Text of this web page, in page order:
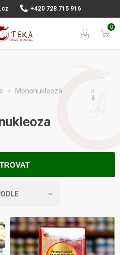
+420 728 715 916
0
Mononukleoza